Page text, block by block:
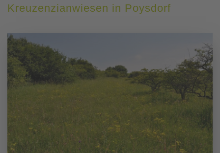
Kreuzenzianwiesen in Poysdorf